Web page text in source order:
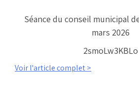
Séance du conseil municipal
mars 2026
2smoLw3KBLo
Voir l'article complet >